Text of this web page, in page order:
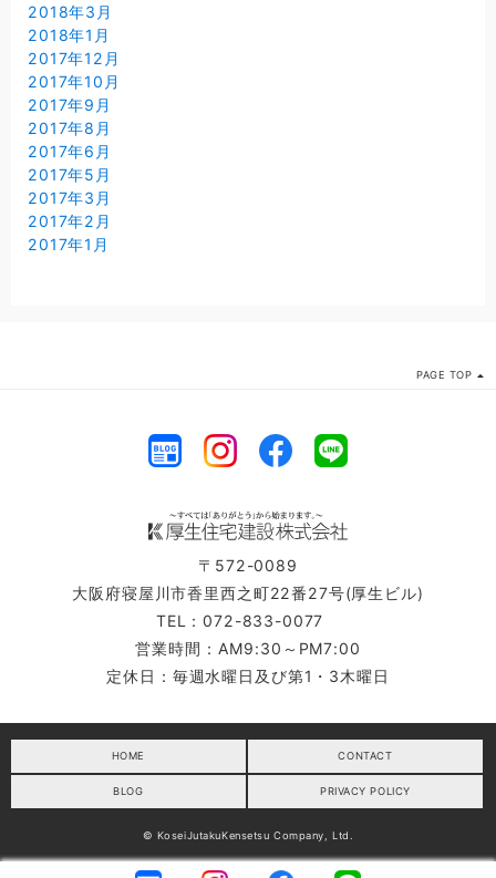
2018年3月
2018年1月
2017年12月
2017年10月
2017年9月
2017年8月
2017年6月
2017年5月
2017年3月
2017年2月
2017年1月
PAGE TOP
〒572-0089
大阪府寝屋川市香里西之町22番27号(厚生ビル)
TEL：072-833-0077
営業時間：AM9:30～PM7:00
定休日：毎週水曜日及び第1・3木曜日
HOME CONTACT
BLOG PRIVACY POLICY
© KoseiJutakuKensetsu Company, Ltd.